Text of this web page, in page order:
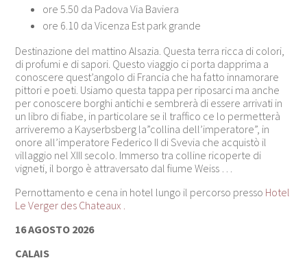
ore 5.50 da Padova Via Baviera
ore 6.10 da Vicenza Est park grande
Destinazione del mattino Alsazia. Questa terra ricca di colori,
di profumi e di sapori. Questo viaggio ci porta dapprima a
conoscere quest’angolo di Francia che ha fatto innamorare
pittori e poeti. Usiamo questa tappa per riposarci ma anche
per conoscere borghi antichi e sembrerà di essere arrivati in
un libro di fiabe, in particolare se il traffico ce lo permetterà
arriveremo a Kayserbsberg la”collina dell’imperatore”, in
onore all’imperatore Federico II di Svevia che acquistò il
villaggio nel XIII secolo. Immerso tra colline ricoperte di
vigneti, il borgo è attraversato dal fiume Weiss …
Pernottamento e cena in hotel lungo il percorso presso Hotel
Le Verger des Chateaux .
16 AGOSTO 2026
CALAIS